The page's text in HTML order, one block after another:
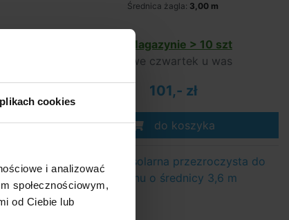
cookies
i analizować
społecznościowym,
od Ciebie lub
Średnica żagla: 3,00 m
W Magazynie > 10 szt
we czwartek u was
101,- zł
do koszyka
o
Plandeka solarna przezroczysta do
basenu o średnicy 3,6 m